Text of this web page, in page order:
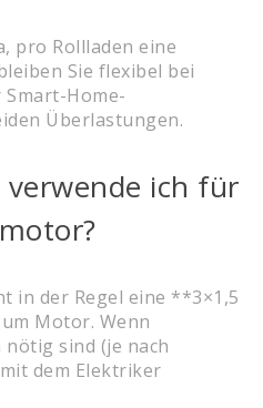
pro Rollladen eine
Sie flexibel bei
Home-
Überlastungen.
ich für
in der Regel eine **3×1,5
Motor. Wenn
sind (je nach
dem Elektriker